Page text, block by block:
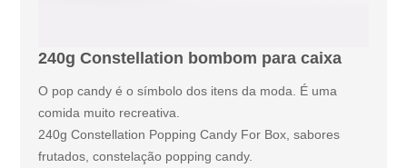
240g Constellation bombom para caixa
O pop candy é o símbolo dos itens da moda. É uma
comida muito recreativa.
240g Constellation Popping Candy For Box, sabores
frutados, constelação popping candy.